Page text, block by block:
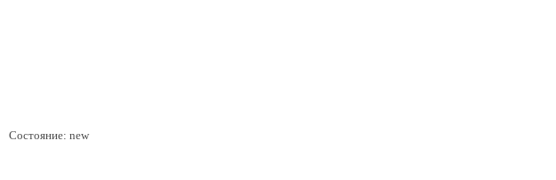
Состояние: new